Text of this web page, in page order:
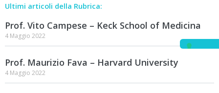
Ultimi articoli della Rubrica:
Prof. Vito Campese – Keck School of Medicina
4 Maggio 2022
Prof. Maurizio Fava – Harvard University
4 Maggio 2022